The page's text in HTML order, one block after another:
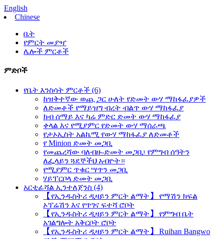
English
Chinese
ቤት
የምርት መያዣ
ሌሎች ምርቶች
ምድቦች
የቤት እንስሳት ምርቶች (6)
ከዝቅተኛው ወጪ ጋር ሁለት የድመት ውሃ ማከፋፈያዎች
ለድመቶች የማይዝግ ብረት ብልጥ ውሃ ማከፋፈያ
ክብ ሰማይ እና ካሬ ምድር ድመት ውሃ ማከፋፈያ
ቀላል እና የሚያምር የድመት ውሃ ማሰራጫ
የታኦኢስት አልኬሚ የውሃ ማከፋፈያ ለድመቶች
የ Minion ድመት መጋቢ
የመጨረሻው ባለብዙ-ድመት መጋቢ፡ የምግብ ሰዓትን
ለፌላይን ጓደኞችህ አብዮት።
የሚያምር ጥቁር ሣጥን መጋቢ
ሃይፐርቦላ ድመት መጋቢ
አርቲፊሻል ኢንተለጀንስ (4)
【የኢንዱስትሪ ዲዛይን ምርት ልማት】 የማሽን ክፍል
ኦፕሬሽን እና የጥገና ፍተሻ ሮቦት
【የኢንዱስትሪ ዲዛይን ምርት ልማት】 የምግብ ቤት
አገልግሎት አቅርቦት ሮቦት
【የኢንዱስትሪ ዲዛይን ምርት ልማት】 Ruihan Bangwo